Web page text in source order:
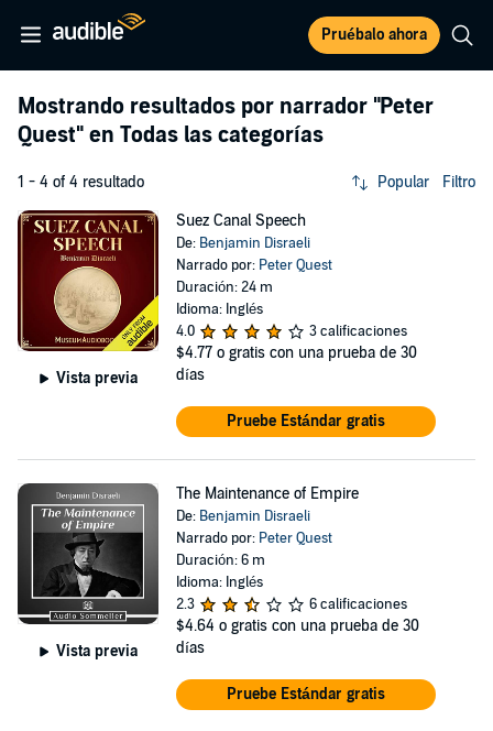
Pruébalo ahora
Mostrando resultados por narrador "Peter
Quest" en Todas las categorías
1 - 4 of 4 resultado Popular Filtro
Vista previa
Suez Canal Speech
De: Benjamin Disraeli
Narrado por: Peter Quest
Duración: 24 m
Idioma: Inglés
4.0
3 calificaciones
$4.77 o gratis con una prueba de 30
días
Pruebe Estándar gratis
Vista previa
The Maintenance of Empire
De: Benjamin Disraeli
Narrado por: Peter Quest
Duración: 6 m
Idioma: Inglés
2.3
6 calificaciones
$4.64 o gratis con una prueba de 30
días
Pruebe Estándar gratis